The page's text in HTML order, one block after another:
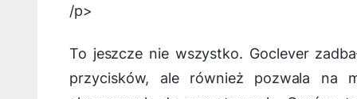
/p>
To jeszcze nie wszystko. Goclever
przycisków, ale również pozwala na